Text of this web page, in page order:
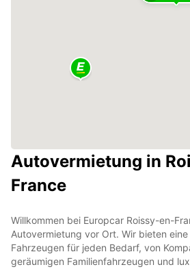
Autovermietung in
France
Willkommen bei Europcar Roissy-en-
Autovermietung vor Ort. Wir bieten
Fahrzeugen für jeden Bedarf, von
geräumigen Familienfahrzeugen und